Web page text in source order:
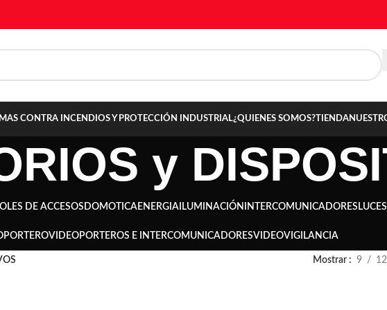
CONTRA INCENDIOS Y PROTECCIÓN INDUSTRIAL¿QUIENES SOMOS?TIENDA
y
DE ACCESOS DOMOTICA ENERGIA ILUMINACIÓN INTERCOMUNICADORES
VIDEOPORTEROS E INTERCOMUNICADORESVIDEOVIGILANCIA
Mostrar 9 12